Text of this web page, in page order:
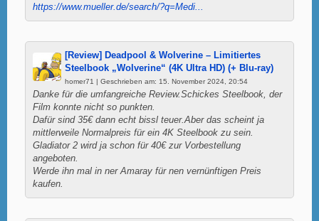
https://www.mueller.de/search/?q=Medi...
[Review] Deadpool & Wolverine – Limitiertes
Steelbook „Wolverine“ (4K Ultra HD) (+ Blu-ray)
homer71 | Geschrieben am: 15. November 2024, 20:54
Danke für die umfangreiche Review.Schickes Steelbook, der
Film konnte nicht so punkten.
Dafür sind 35€ dann echt bissl teuer.Aber das scheint ja
mittlerweile Normalpreis für ein 4K Steelbook zu sein.
Gladiator 2 wird ja schon für 40€ zur Vorbestellung
angeboten.
Werde ihn mal in ner Amaray für nen vernünftigen Preis
kaufen.